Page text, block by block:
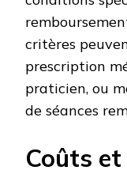
critères
prescription
praticien, ou
de séances
Coûts